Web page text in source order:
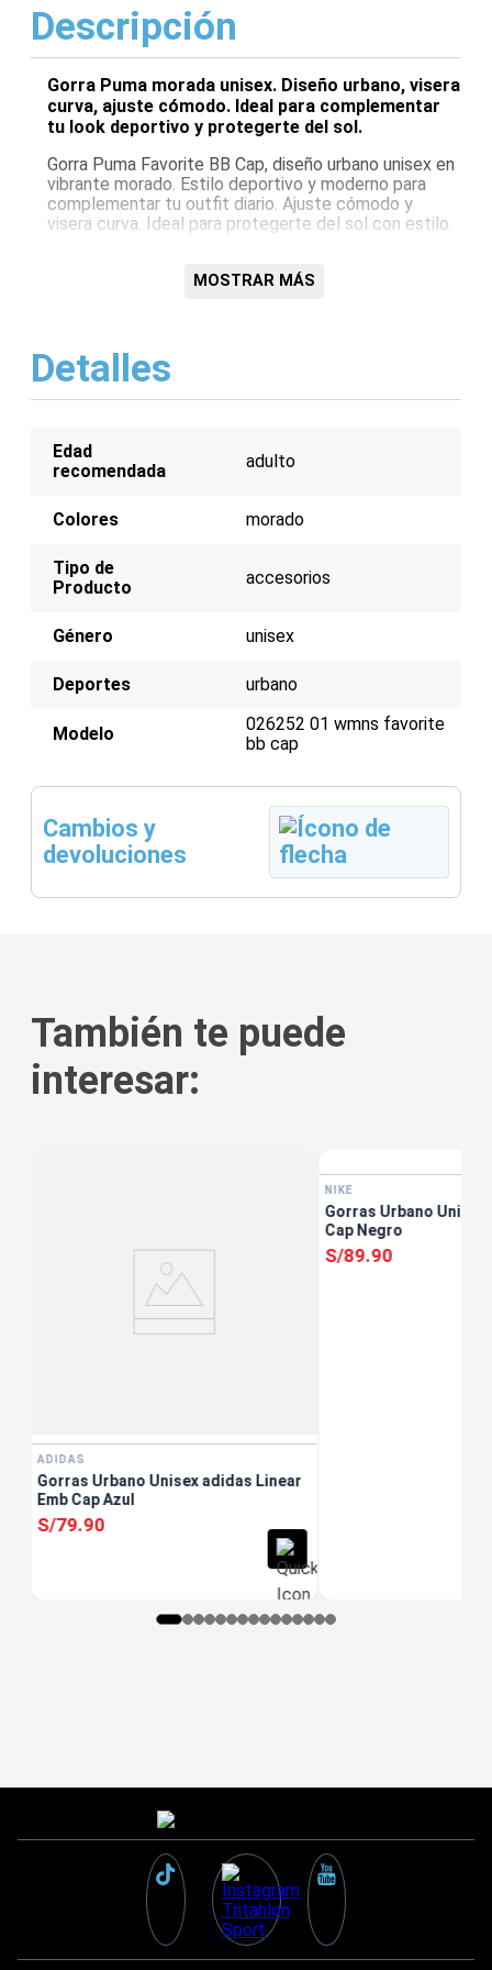
Descripción
Gorra Puma morada unisex. Diseño urbano, visera
curva, ajuste cómodo. Ideal para complementar
tu look deportivo y protegerte del sol.
Gorra Puma Favorite BB Cap, diseño urbano unisex en
vibrante morado. Estilo deportivo y moderno para
complementar tu outfit diario. Ajuste cómodo y
visera curva. Ideal para protegerte del sol con estilo.
Ajuste cómodo
Logo Puma
Estilo urbano
MOSTRAR MÁS
Detalles
Edad
recomendada
adulto
Colores morado
Tipo de
Producto
accesorios
Género unisex
Deportes urbano
Modelo
026252 01 wmns favorite
bb cap
Cambios y
devoluciones
También te puede
interesar:
ADIDAS
Gorras Urbano Unisex adidas Linear
Emb Cap Azul
S/79.90
NIKE
Gorras Urbano Unisex
Cap Negro
S/89.90